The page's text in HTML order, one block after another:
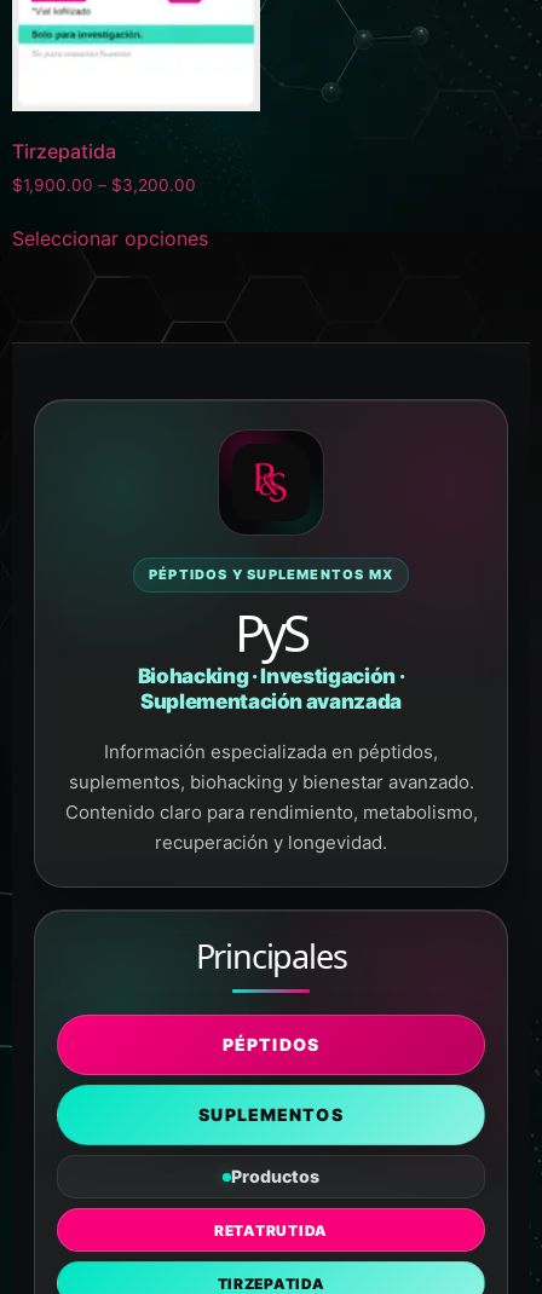
Tirzepatida
$1,900.00 – $3,200.00
Seleccionar opciones
PÉPTIDOS Y SUPLEMENTOS MX
PyS
Biohacking · Investigación ·
Suplementación avanzada
Información especializada en péptidos,
suplementos, biohacking y bienestar avanzado.
Contenido claro para rendimiento, metabolismo,
recuperación y longevidad.
Principales
PÉPTIDOS
SUPLEMENTOS
Productos
RETATRUTIDA
TIRZEPATIDA